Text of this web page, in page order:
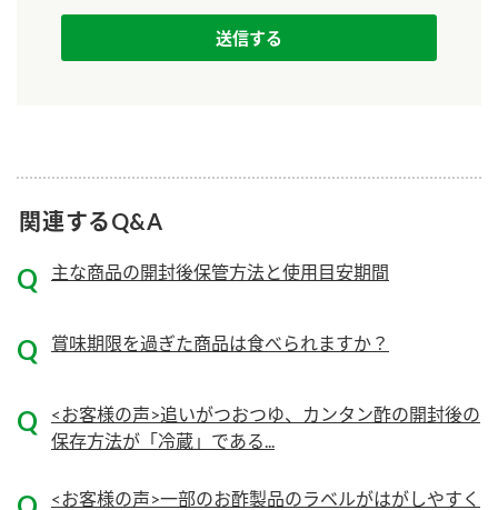
人気商品 ＋ おすすめレシピ
検索
関連するQ&A
主な商品の開封後保管方法と使用目安期間
賞味期限を過ぎた商品は食べられますか？
<お客様の声>追いがつおつゆ、カンタン酢の開封後の
保存方法が「冷蔵」である...
<お客様の声>一部のお酢製品のラベルがはがしやすく